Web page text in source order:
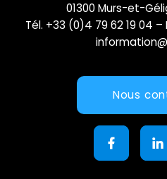
01300 Murs-et-
Tél. +33 (0)4 79 62 19 04 –
Nous